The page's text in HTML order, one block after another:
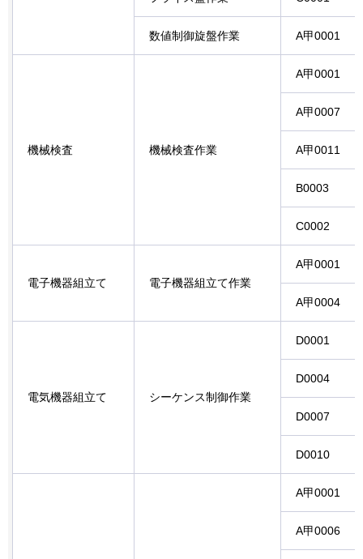
数値制御旋盤作業 A甲0001
機械検査 機械検査作業
A甲0001
A甲0007
A甲0011
B0003
C0002
電子機器組立て 電子機器組立て作業
A甲0001
A甲0004
電気機器組立て シーケンス制御作業
D0001
D0004
D0007
D0010
A甲0001
A甲0006